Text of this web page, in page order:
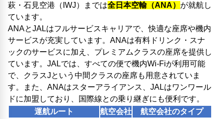
萩・石見空港（IWJ）までは全日本空輸（ANA） が就航し
ています。
ANAとJALはフルサービスキャリアで、快適な座席や機内
サービスが充実しています。ANAは有料ドリンク・スナ
ックのサービスに加え、プレミアムクラスの座席を提供し
ています。JALでは、すべての便で機内Wi-Fiが利用可能
で、クラスJという中間クラスの座席も用意されていま
す。また、ANAはスターアライアンス、JALはワンワール
ドに加盟しており、国際線との乗り継ぎにも便利です。
運航ルート
航空会社
航空会社のタイプ